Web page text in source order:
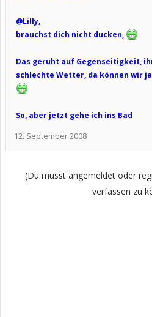
@Lilly,
brauchst dich nicht ducken,
Das geruht auf Gegenseitigkeit,
schlechte Wetter, da können wir
So, aber jetzt gehe ich ins Bad
12. September 2008
(Du musst angemeldet oder
verfassen zu